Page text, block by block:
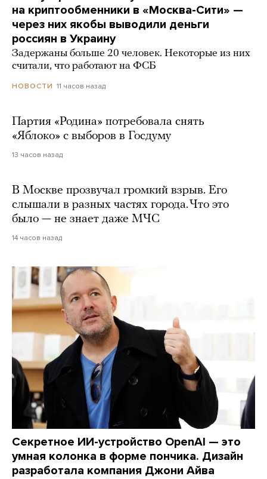
на криптообменники в «Москва-Сити» —
через них якобы выводили деньги
россиян в Украину
Задержаны больше 20 человек. Некоторые из них
считали, что работают на ФСБ
НОВОСТИ 11 часов назад
Партия «Родина» потребовала снять
«Яблоко» с выборов в Госдуму
13 часов назад
В Москве прозвучал громкий взрыв. Его
слышали в разных частях города. Что это
было — не знает даже МЧС
14 часов назад
Секретное ИИ-устройство OpenAI — это
умная колонка в форме пончика. Дизайн
разработала компания Джони Айва